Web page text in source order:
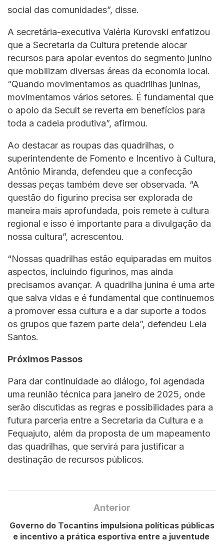
social das comunidades”, disse.
A secretária-executiva Valéria Kurovski enfatizou
que a Secretaria da Cultura pretende alocar
recursos para apoiar eventos do segmento junino
que mobilizam diversas áreas da economia local.
“Quando movimentamos as quadrilhas juninas,
movimentamos vários setores. É fundamental que
o apoio da Secult se reverta em benefícios para
toda a cadeia produtiva”, afirmou.
Ao destacar as roupas das quadrilhas, o
superintendente de Fomento e Incentivo à Cultura,
Antônio Miranda, defendeu que a confecção
dessas peças também deve ser observada. “A
questão do figurino precisa ser explorada de
maneira mais aprofundada, pois remete à cultura
regional e isso é importante para a divulgação da
nossa cultura”, acrescentou.
“Nossas quadrilhas estão equiparadas em muitos
aspectos, incluindo figurinos, mas ainda
precisamos avançar. A quadrilha junina é uma arte
que salva vidas e é fundamental que continuemos
a promover essa cultura e a dar suporte a todos
os grupos que fazem parte dela”, defendeu Leia
Santos.
Próximos Passos
Para dar continuidade ao diálogo, foi agendada
uma reunião técnica para janeiro de 2025, onde
serão discutidas as regras e possibilidades para a
futura parceria entre a Secretaria da Cultura e a
Fequajuto, além da proposta de um mapeamento
das quadrilhas, que servirá para justificar a
destinação de recursos públicos.
Anterior
Governo do Tocantins impulsiona políticas públicas
e incentivo a prática esportiva entre a juventude